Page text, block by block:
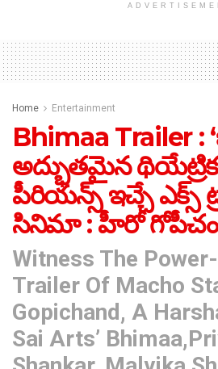
Home Entertainment
Bhimaa Trailer :
అద్భుతమైన
పీరియన్స్ ఇచ్చే ఎక్స్
సినిమా : హీరో
Witness The
Trailer Of Macho
Gopichand, A
Sai Arts’